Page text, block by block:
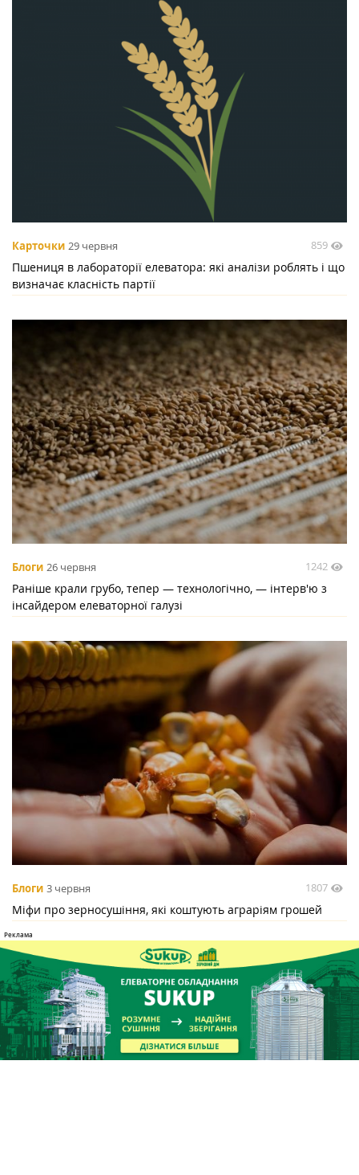
Карточки 29 червня 859
Пшениця в лабораторії елеватора: які аналізи роблять і що
визначає класність партії
Блоги 26 червня 1242
Раніше крали грубо, тепер — технологічно, — інтерв'ю з
інсайдером елеваторної галузі
Блоги 3 червня 1807
Міфи про зерносушіння, які коштують аграріям грошей